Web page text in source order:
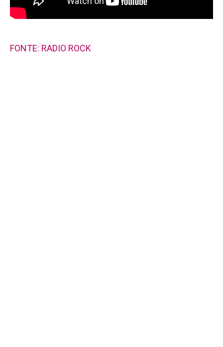
FONTE: RADIO ROCK